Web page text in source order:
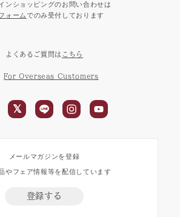
ンショッピングのお問い合わせは
ォームでのみ受付しております
よくあるご質問は こちら
For Overseas Customers
メールマガジンを登録
やフェア情報等を配信しています
登録する